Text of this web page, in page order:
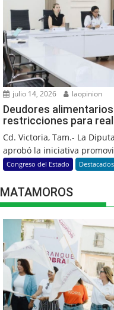
julio 14, 2026 laopinion
Deudores
restricciones para
Cd. Victoria, Tam.- La
aprobó la iniciativa
Congreso del Estado Destacados
MATAMOROS